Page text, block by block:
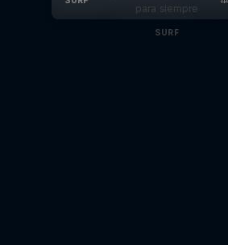
para siempre
SURF